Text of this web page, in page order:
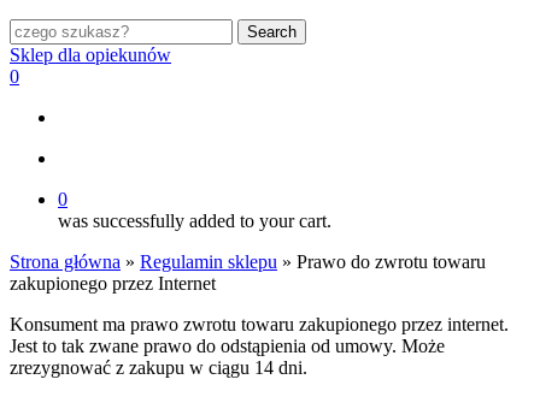
Search
Close
Search
Sklep dla opiekunów
search
0
0
was successfully added to your cart.
Strona główna » Regulamin sklepu » Prawo do zwrotu towaru
zakupionego przez Internet
Konsument ma prawo zwrotu towaru zakupionego przez internet.
Jest to tak zwane prawo do odstąpienia od umowy. Może
zrezygnować z zakupu w ciągu 14 dni.